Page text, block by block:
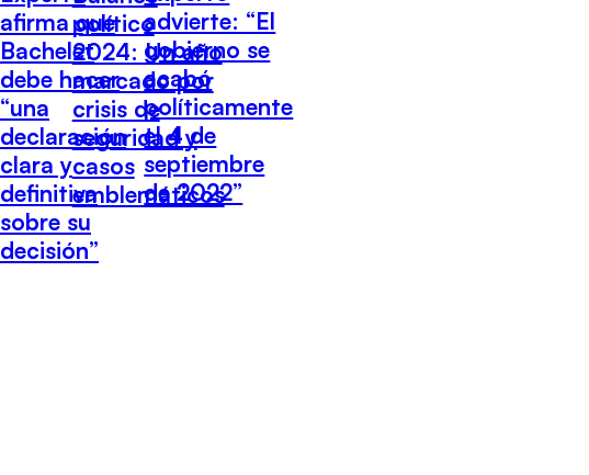
afirma que
Bachelet
debe hacer
“una
declaración
clara y
definitiva
sobre su
decisión”
político
2024: Un año
marcado por
crisis de
seguridad y
casos
emblemáticos
advierte: “El
gobierno se
acabó
políticamente
el 4 de
septiembre
de 2022”